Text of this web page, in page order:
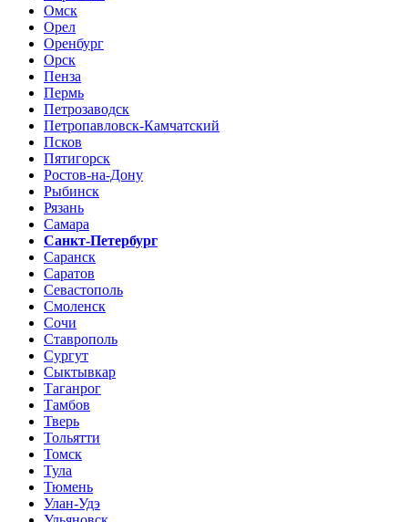
Омск
Орел
Оренбург
Орск
Пенза
Пермь
Петрозаводск
Петропавловск-Камчатский
Псков
Пятигорск
Ростов-на-Дону
Рыбинск
Рязань
Самара
Санкт-Петербург
Саранск
Саратов
Севастополь
Смоленск
Сочи
Ставрополь
Сургут
Сыктывкар
Таганрог
Тамбов
Тверь
Тольятти
Томск
Тула
Тюмень
Улан-Удэ